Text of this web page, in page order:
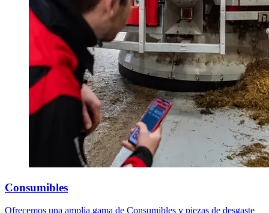
Consumibles
Ofrecemos una amplia gama de Consumibles y piezas de desgaste